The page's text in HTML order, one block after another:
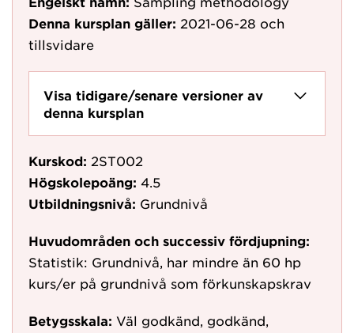
Denna kursplan gäller: 2021-06-28 och
tillsvidare
Visa tidigare/senare versioner av
denna kursplan
Kurskod: 2ST002
Högskolepoäng: 4.5
Utbildningsnivå: Grundnivå
Huvudområden och successiv fördjupning:
Statistik: Grundnivå, har mindre än 60 hp
kurs/er på grundnivå som förkunskapskrav
Betygsskala: Väl godkänd, godkänd,